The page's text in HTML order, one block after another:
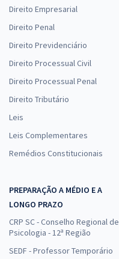
Direito Empresarial
Direito Penal
Direito Previdenciário
Direito Processual Civil
Direito Processual Penal
Direito Tributário
Leis
Leis Complementares
Remédios Constitucionais
PREPARAÇÃO A MÉDIO E A
LONGO PRAZO
CRP SC - Conselho Regional de
Psicologia - 12ª Região
SEDF - Professor Temporário